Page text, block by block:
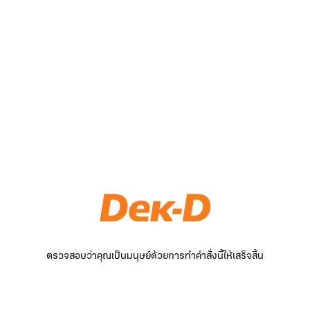
ตรวจสอบว่าคุณเป็นมนุษย์ด้วยการทำคำสั่งนี้ให้เสร็จสิ้น